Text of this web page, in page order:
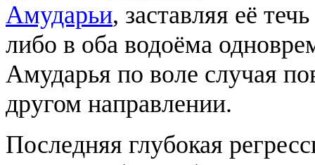
Амударьи, заставляя её
либо в оба водоёма
Амударья по воле случая
другом направлении.
Последняя глубокая